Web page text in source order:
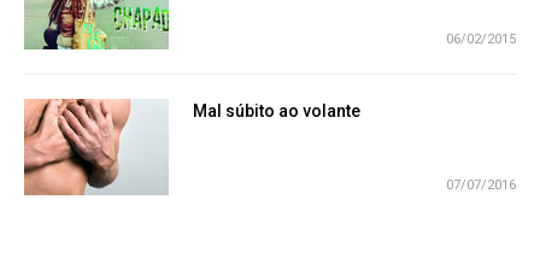
06/02/2015
Mal súbito ao volante
07/07/2016